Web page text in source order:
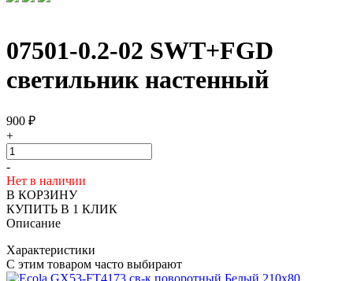
07501-0.2-02 SWT+FGD
светильник настенный
900 ₽
+
-
Нет в наличии
В КОРЗИНУ
КУПИТЬ В 1 КЛИК
Описание
Характеристики
С этим товаром часто выбирают